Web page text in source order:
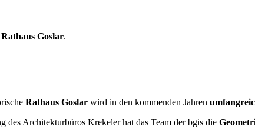
Goslar.
Rathaus Goslar wird in den kommenden Jahren
des Architekturbüros Krekeler hat das Team der bgis die